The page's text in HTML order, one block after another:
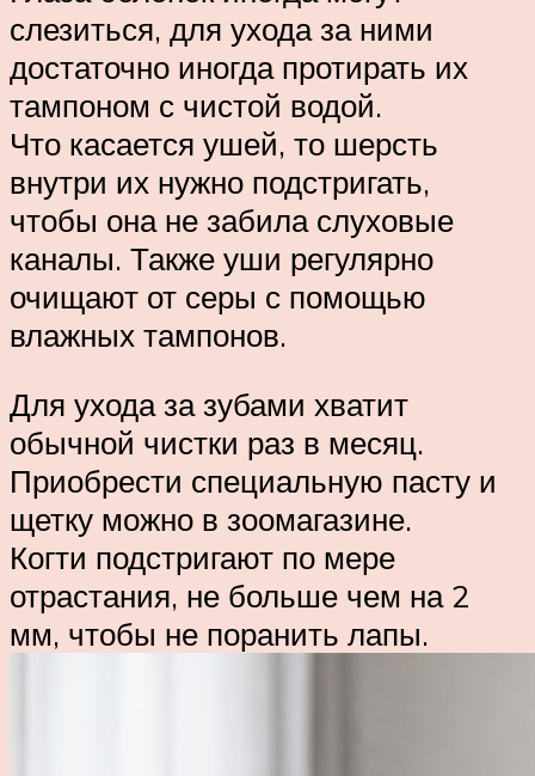
слезиться, для ухода за ними
достаточно иногда протирать их
тампоном с чистой водой.
Что касается ушей, то шерсть
внутри их нужно подстригать,
чтобы она не забила слуховые
каналы. Также уши регулярно
очищают от серы с помощью
влажных тампонов.
Для ухода за зубами хватит
обычной чистки раз в месяц.
Приобрести специальную пасту и
щетку можно в зоомагазине.
Когти подстригают по мере
отрастания, не больше чем на 2
мм, чтобы не поранить лапы.